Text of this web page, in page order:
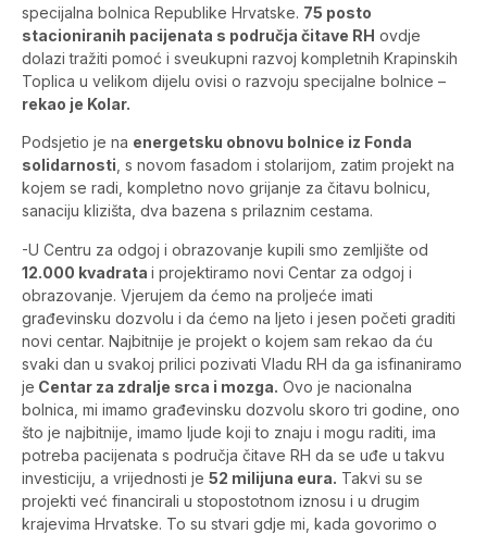
specijalna bolnica Republike Hrvatske. 75 posto
stacioniranih pacijenata s područja čitave RH ovdje
dolazi tražiti pomoć i sveukupni razvoj kompletnih Krapinskih
Toplica u velikom dijelu ovisi o razvoju specijalne bolnice –
rekao je Kolar.
Podsjetio je na energetsku obnovu bolnice iz Fonda
solidarnosti , s novom fasadom i stolarijom, zatim projekt na
kojem se radi, kompletno novo grijanje za čitavu bolnicu,
sanaciju klizišta, dva bazena s prilaznim cestama.
-U Centru za odgoj i obrazovanje kupili smo zemljište od
12.000 kvadrata i projektiramo novi Centar za odgoj i
obrazovanje. Vjerujem da ćemo na proljeće imati
građevinsku dozvolu i da ćemo na ljeto i jesen početi graditi
novi centar. Najbitnije je projekt o kojem sam rekao da ću
svaki dan u svakoj prilici pozivati Vladu RH da ga isfinaniramo
je Centar za zdralje srca i mozga. Ovo je nacionalna
bolnica, mi imamo građevinsku dozvolu skoro tri godine, ono
što je najbitnije, imamo ljude koji to znaju i mogu raditi, ima
potreba pacijenata s područja čitave RH da se uđe u takvu
investiciju, a vrijednosti je 52 milijuna eura. Takvi su se
projekti već financirali u stopostotnom iznosu i u drugim
krajevima Hrvatske. To su stvari gdje mi, kada govorimo o